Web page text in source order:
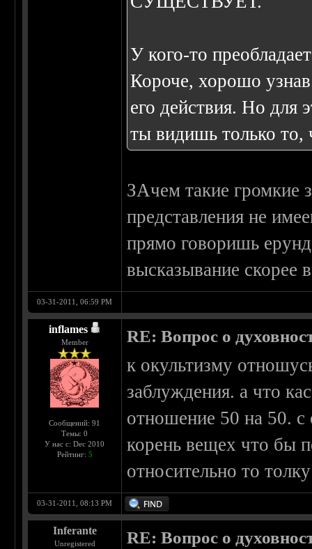
У кого-то
Короче, хорошо узнав
его действия. Но для
ты видишь только то,
ЗАчем такие громкие
представления не
прямо говоришь
высказывание скорее
03-31-2011, 06:59 PM
inflames
Member
Сообщений: 91
Темы: 0
У нас с: Dec 2010
Рейтинг: 5
RE: Вопрос о
к окультизму
заблуждения. а что
отношение 50 на 50. с
корень вещех что бы
относительно то
03-31-2011, 08:13 PM
Inferante
Unregistered RE: Вопрос о